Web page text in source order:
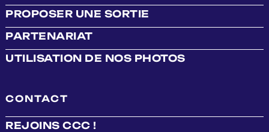
PROPOSER UNE SORTIE
PARTENARIAT
UTILISATION DE NOS PHOTOS
CONTACT
REJOINS CCC !